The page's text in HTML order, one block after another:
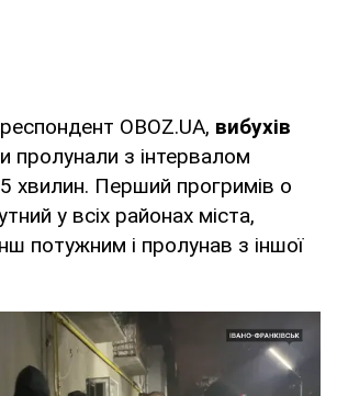
OBOZ.UA, вибухів
пролунали з інтервалом
хвилин. Перший прогримів о
у всіх районах міста,
потужним і пролунав з іншої